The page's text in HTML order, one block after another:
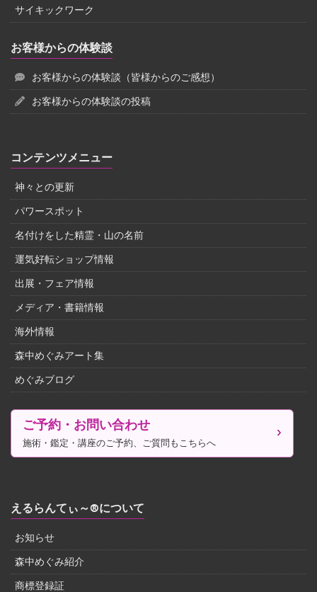
サイキックワーク
お客様からの体験談
お客様からの体験談（皆様からのご感想）
お客様からの体験談の投稿
コンテンツメニュー
神々との更新
パワースポット
名付けをした精霊・山の名前
運気好転ショップ情報
出展・フェア情報
メディア・書籍情報
海外情報
森中めぐみアート集
めぐみブログ
ご予約・お問い合わせ
施術・鑑定・講座のご予約、ご質問もこちらへ
えるらんてぃ～®について
お知らせ
森中めぐみ紹介
商標登録証